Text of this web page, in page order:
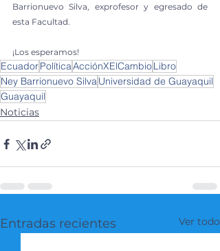
Barrionuevo Silva, exprofesor y egresado de
esta Facultad.
¡Los esperamos!
EcuadorPolíticaAcciónXElCambioLibro
Ney Barrionuevo SilvaUniversidad de Guayaquil
Guayaquil
Noticias
Entradas recientes Ver todo